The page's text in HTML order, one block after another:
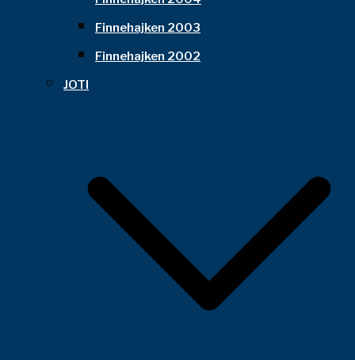
Finnehajken 2003
Finnehajken 2002
JOTI